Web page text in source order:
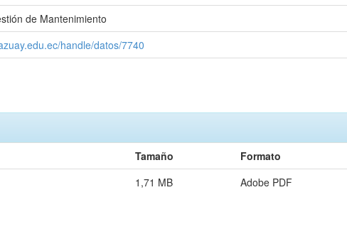
de Mantenimiento
handle/datos/7740
Tamaño
Formato
1,71 MB Adobe PDF